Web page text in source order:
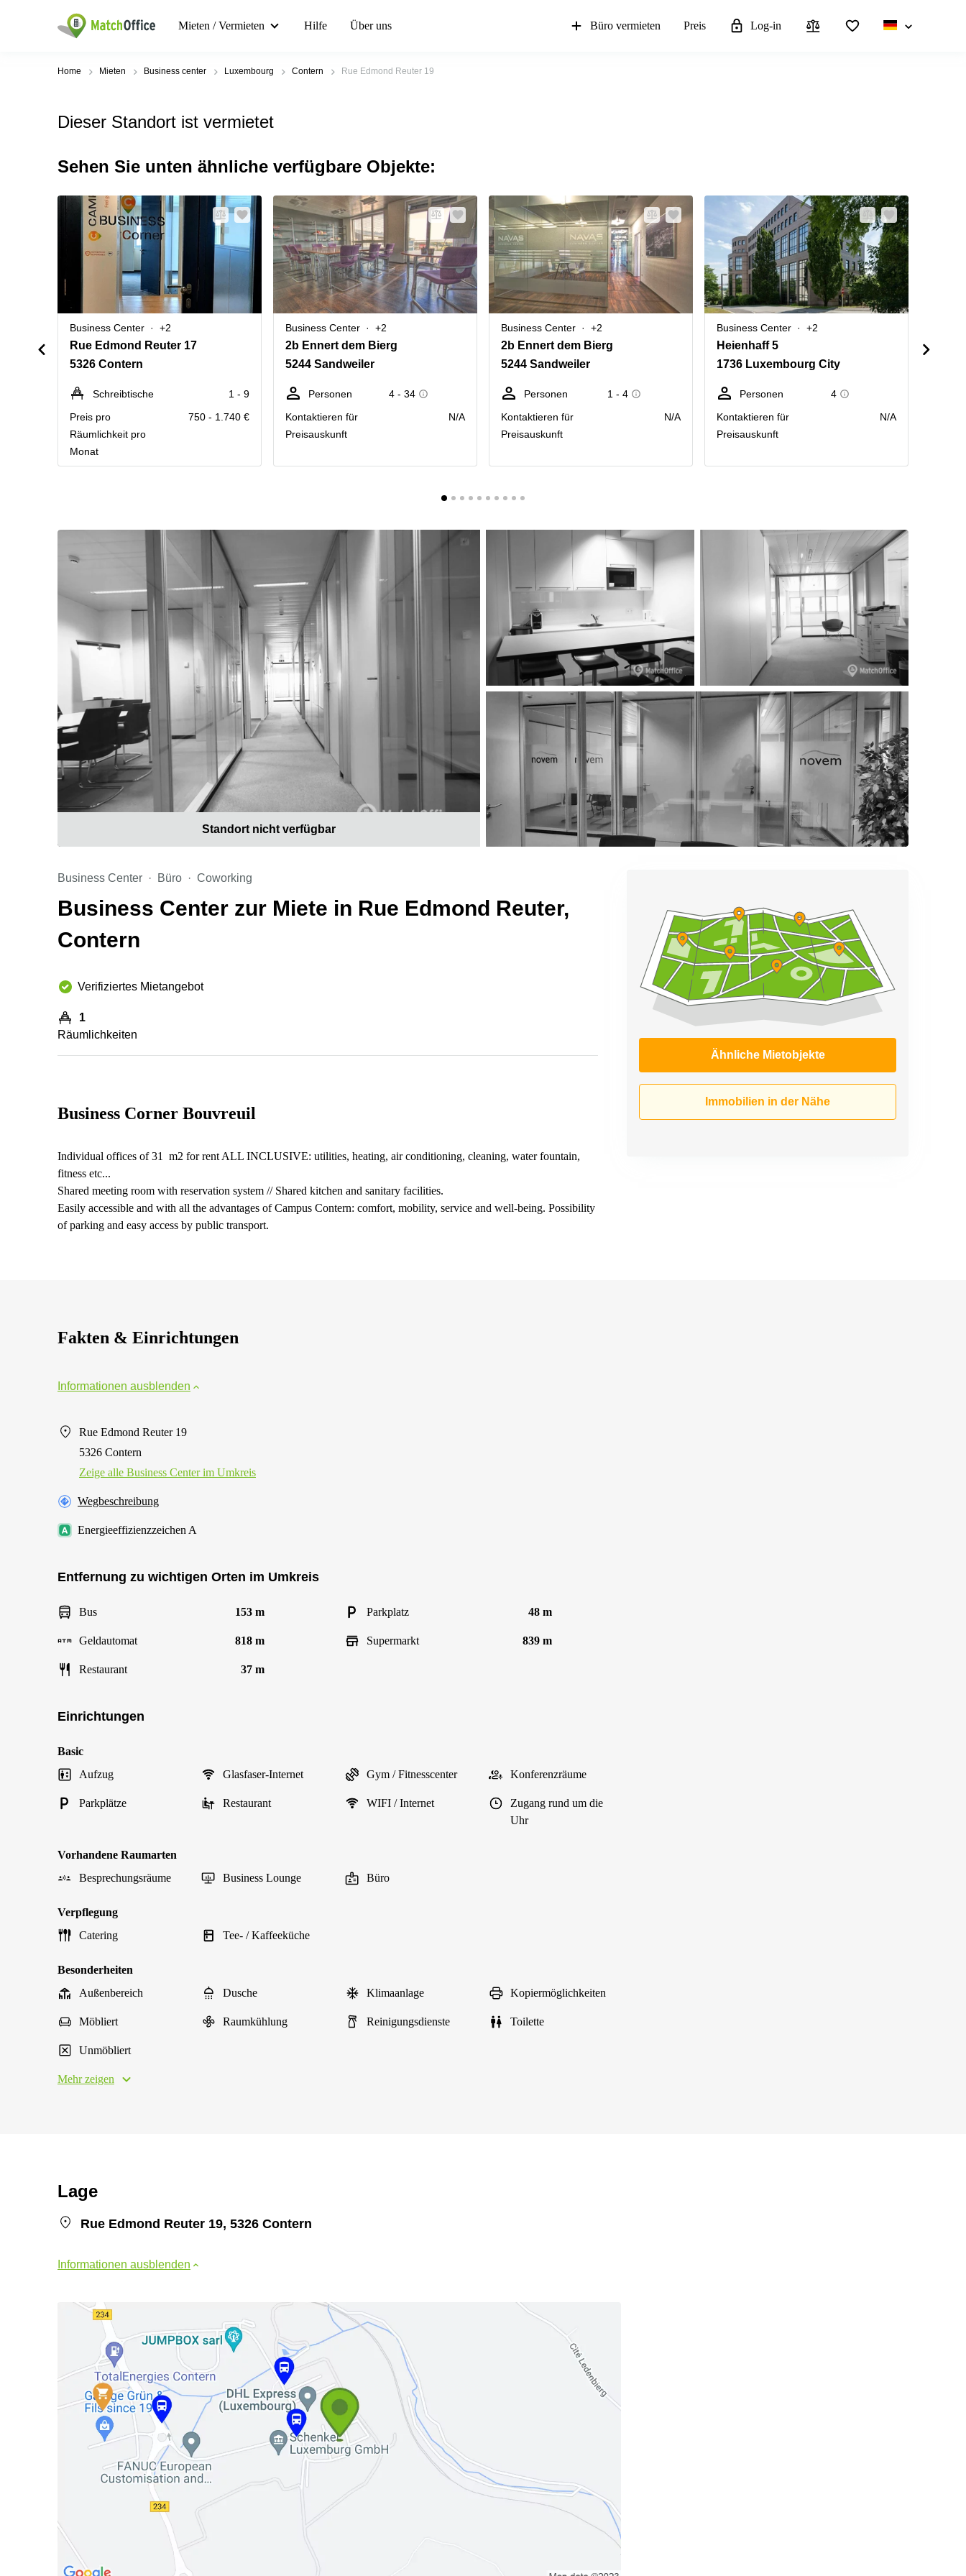
Mieten / Vermieten Hilfe Über uns Büro vermieten Preis Log-in
Home Mieten Business center Luxembourg Contern Rue Edmond Reuter 19
Dieser Standort ist vermietet
Sehen Sie unten ähnliche verfügbare Objekte:
Business Center +2
Rue Edmond Reuter 17
5326 Contern
Schreibtische
1 - 9
Preis pro
Räumlichkeit pro
Monat
750 - 1.740 €
Business Center +2
2b Ennert dem Bierg
5244 Sandweiler
Personen
4 - 34
Kontaktieren für
Preisauskunft
N/A
Business Center +2
2b Ennert dem Bierg
5244 Sandweiler
Personen
1 - 4
Kontaktieren für
Preisauskunft
N/A
Business Center +2
Heienhaff 5
1736 Luxembourg City
Personen
4
Kontaktieren für
Preisauskunft
N/A
Standort nicht verfügbar
Business Center Büro Coworking
Business Center zur Miete in Rue Edmond Reuter,
Contern
Verifiziertes Mietangebot
1
Räumlichkeiten
Ähnliche Mietobjekte
Immobilien in der Nähe
Business Corner Bouvreuil
Individual offices of 31 m2 for rent ALL INCLUSIVE: utilities, heating, air conditioning, cleaning, water fountain,
fitness etc...
Shared meeting room with reservation system // Shared kitchen and sanitary facilities.
Easily accessible and with all the advantages of Campus Contern: comfort, mobility, service and well-being. Possibility
of parking and easy access by public transport.
Fakten & Einrichtungen
Informationen ausblenden
Rue Edmond Reuter 19
5326 Contern
Zeige alle Business Center im Umkreis
Wegbeschreibung
Energieeffizienzzeichen A
Entfernung zu wichtigen Orten im Umkreis
Bus 153 m Parkplatz 48 m
Geldautomat 818 m Supermarkt 839 m
Restaurant 37 m
Einrichtungen
Basic
Aufzug
Glasfaser-Internet Gym / Fitnesscenter Konferenzräume
Parkplätze Restaurant WIFI / Internet
Zugang rund um die
Uhr
Vorhandene Raumarten
Besprechungsräume
Business Lounge Büro
Verpflegung
Catering
Tee- / Kaffeeküche
Besonderheiten
Außenbereich
Dusche Klimaanlage Kopiermöglichkeiten
Möbliert Raumkühlung Reinigungsdienste Toilette
Unmöbliert
Mehr zeigen
Lage
Rue Edmond Reuter 19, 5326 Contern
Informationen ausblenden